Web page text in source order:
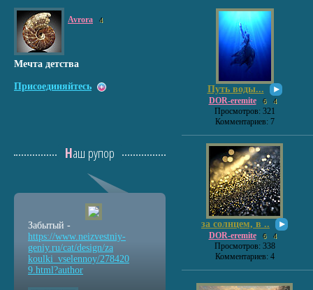
Путь воды...
DOR-eremite 6 4
Просмотров: 321
Комментариев: 7
за солнцем, в ..
DOR-eremite 6 4
Просмотров: 338
Комментариев: 4
Avrora 4
Мечта детства
Присоединяйтесь
Наш рупор
Забытый -
https://www.neizvestniy-
geniy.ru/cat/design/za
koulki_vselennoy/278420
9.html?author